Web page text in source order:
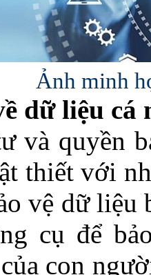
Ảnh minh
dữ liệu
và quyền
thiết với
vệ dữ liệu
cụ để
con